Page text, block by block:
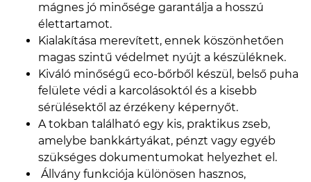
mágnes jó minősége garantálja a hosszú
élettartamot.
Kialakítása merevített, ennek köszönhetően
magas szintű védelmet nyújt a készüléknek.
Kiváló minőségű eco-bőrből készül, belső puha
felülete védi a karcolásoktól és a kisebb
sérülésektől az érzékeny képernyőt.
A tokban található egy kis, praktikus zseb,
amelybe bankkártyákat, pénzt vagy egyéb
szükséges dokumentumokat helyezhet el.
Állvány funkciója különösen hasznos,